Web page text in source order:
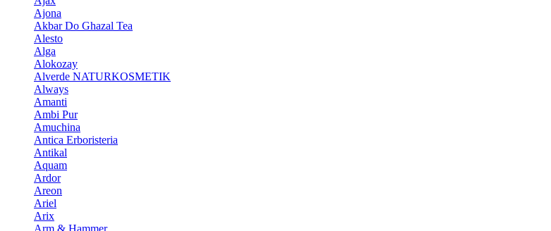
Ajona
Akbar Do Ghazal Tea
Alesto
Alga
Alokozay
Alverde NATURKOSMETIK
Always
Amanti
Ambi Pur
Amuchina
Antica Erboristeria
Antikal
Aquam
Ardor
Areon
Ariel
Arix
Arm & Hammer